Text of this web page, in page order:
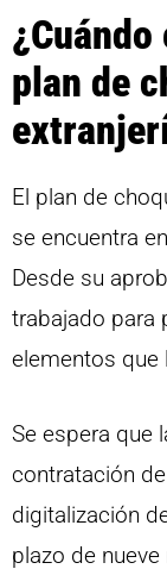
plan de
El plan de
se encuentra
Desde su
trabajado para
elementos que
Se espera que
contratación
digitalización
plazo de